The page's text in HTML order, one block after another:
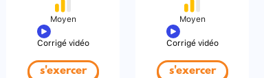
Moyen
Corrigé vidéo
s'exercer
Moyen
Corrigé vidéo
s'exercer